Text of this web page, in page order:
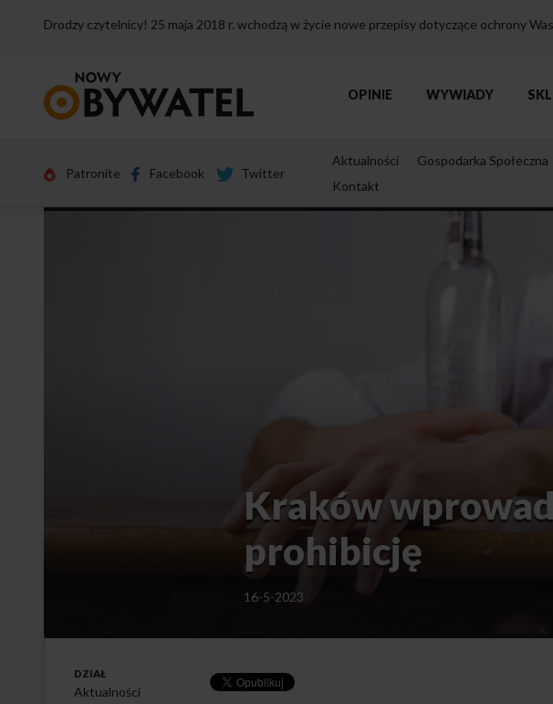
Drodzy czytelnicy! 25 maja 2018 r. wchodzą w życie nowe przepisy dotyczące ochrony
strony
OPINIE WYWIADY
Patronite Facebook Twitter
Aktualności Gospodarka Społeczna
Kontakt
Kraków
prohibicję
16-5-2023
DZIAŁ
Aktualności